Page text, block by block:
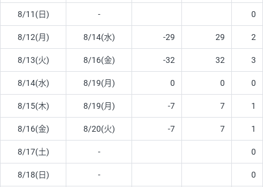
8/11(日) - 0
8/12(月) 8/14(水) -29 29 2
8/13(火) 8/16(金) -32 32 3
8/14(水) 8/19(月) 0 0 0
8/15(木) 8/19(月) -7 7 1
8/16(金) 8/20(火) -7 7 1
8/17(土) - 0
8/18(日) - 0